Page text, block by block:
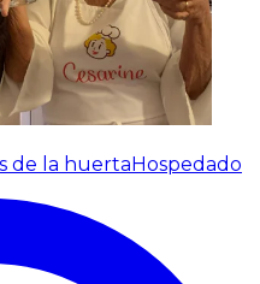
de la huerta Hospedado